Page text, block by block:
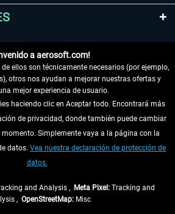
a aerosoft.com!
ellos son técnicamente necesarios (por ejemplo,
otros nos ayudan a mejorar nuestras ofertas y
mejor experiencia de usuario.
haciendo clic en Aceptar todo. Encontrará más
de privacidad, donde también puede cambiar
Simplemente vaya a la página con la
datos. Vea nuestra declaración de protección de
datos.
and Analysis , Meta Pixel: Tracking and
, OpenStreetMap:Misc